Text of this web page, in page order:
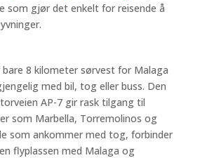
som gjør det enkelt for reisende å
bare 8 kilometer sørvest for Malaga
med bil, tog eller buss. Den
AP-7 gir rask tilgang til
som Marbella, Torremolinos og
som ankommer med tog, forbinder
flyplassen med Malaga og